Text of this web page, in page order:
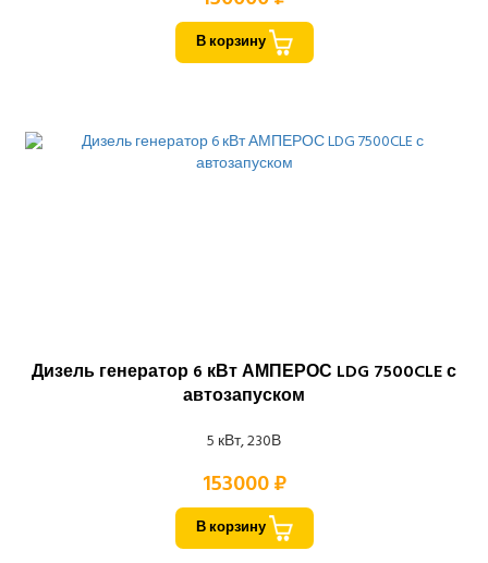
В корзину
Дизель генератор 6 кВт АМПЕРОС LDG 7500CLE с
автозапуском
5 кВт, 230В
153000 ₽
В корзину